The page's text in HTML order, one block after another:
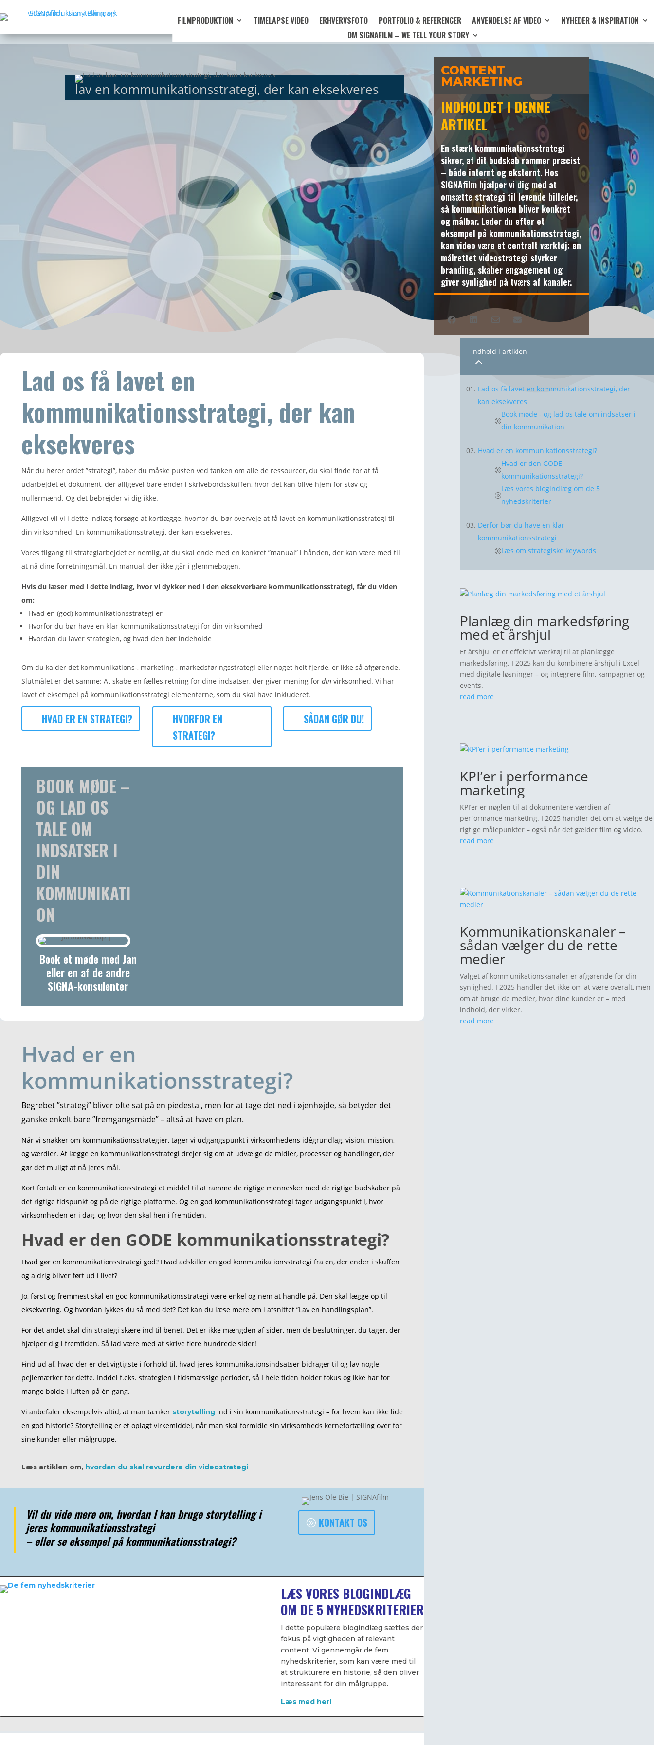
FILMPRODUKTION TIMELAPSE VIDEO ERHVERVSFOTO PORTFOLIO & REFERENCER ANVENDELSE AF VIDEO
NYHEDER & INSPIRATION
OM SIGNAFILM – WE TELL YOUR STORY
lav en kommunikationsstrategi, der kan eksekveres
CONTENT
MARKETING
INDHOLDET I DENNE
ARTIKEL
En stærk kommunikationsstrategi
sikrer, at dit budskab rammer præcist
– både internt og eksternt. Hos
SIGNAfilm hjælper vi dig med at
omsætte strategi til levende billeder,
så kommunikationen bliver konkret
og målbar. Leder du efter et
eksempel på kommunikationsstrategi,
kan video være et centralt værktøj: en
målrettet videostrategi styrker
branding, skaber engagement og
giver synlighed på tværs af kanaler.
  
Lad os få lavet en
kommunikationsstrategi, der kan
eksekveres
Når du hører ordet ”strategi”, taber du måske pusten ved tanken om alle de ressourcer, du skal finde for at få
udarbejdet et dokument, der alligevel bare ender i skrivebordsskuffen, hvor det kan blive hjem for støv og
nullermænd. Og det bebrejder vi dig ikke.
Alligevel vil vi i dette indlæg forsøge at kortlægge, hvorfor du bør overveje at få lavet en kommunikationsstrategi til
din virksomhed. En kommunikationsstrategi, der kan eksekveres.
Vores tilgang til strategiarbejdet er nemlig, at du skal ende med en konkret ”manual” i hånden, der kan være med til
at nå dine forretningsmål. En manual, der ikke går i glemmebogen.
Hvis du læser med i dette indlæg, hvor vi dykker ned i den eksekverbare kommunikationsstrategi, får du viden
om:
Hvad en (god) kommunikationsstrategi er
Hvorfor du bør have en klar kommunikationsstrategi for din virksomhed
Hvordan du laver strategien, og hvad den bør indeholde
Om du kalder det kommunikations-, marketing-, markedsføringsstrategi eller noget helt fjerde, er ikke så afgørende.
Slutmålet er det samme: At skabe en fælles retning for dine indsatser, der giver mening for dinvirksomhed. Vi har
lavet et eksempel på kommunikationsstrategi elementerne, som du skal have inkluderet.
HVAD ER EN STRATEGI?
HVORFOR EN
STRATEGI?
SÅDAN GØR DU!
BOOK MØDE –
OG LAD OS
TALE OM
INDSATSER I
DIN
KOMMUNIKATI
ON
Book et møde med Jan
eller en af de andre
SIGNA-konsulenter
Hvad er en
kommunikationsstrategi?
Begrebet ”strategi” bliver ofte sat på en piedestal, men for at tage det ned i øjenhøjde, så betyder det
ganske enkelt bare ”fremgangsmåde” – altså at have en plan.
Når vi snakker om kommunikationsstrategier, tager vi udgangspunkt i virksomhedens idégrundlag, vision, mission,
og værdier. At lægge en kommunikationsstrategi drejer sig om at udvælge de midler, processer og handlinger, der
gør det muligt at nå jeres mål.
Kort fortalt er en kommunikationsstrategi et middel til at ramme de rigtige mennesker med de rigtige budskaber på
det rigtige tidspunkt og på de rigtige platforme. Og en god kommunikationsstrategi tager udgangspunkt i, hvor
virksomheden er i dag, og hvor den skal hen i fremtiden.
Hvad er den GODE kommunikationsstrategi?
Hvad gør en kommunikationsstrategi god? Hvad adskiller en god kommunikationsstrategi fra en, der ender i skuffen
og aldrig bliver ført ud i livet?
Jo, først og fremmest skal en god kommunikationsstrategi være enkel og nem at handle på. Den skal lægge op til
eksekvering. Og hvordan lykkes du så med det? Det kan du læse mere om i afsnittet ”Lav en handlingsplan”.
For det andet skal din strategi skære ind til benet. Det er ikke mængden af sider, men de beslutninger, du tager, der
hjælper dig i fremtiden. Så lad være med at skrive flere hundrede sider!
Find ud af, hvad der er det vigtigste i forhold til, hvad jeres kommunikationsindsatser bidrager til og lav nogle
pejlemærker for dette. Inddel f.eks. strategien i tidsmæssige perioder, så I hele tiden holder fokus og ikke har for
mange bolde i luften på én gang.
Vi anbefaler eksempelvis altid, at man tænker storytellingind i sin kommunikationsstrategi – for hvem kan ikke lide
en god historie? Storytelling er et oplagt virkemiddel, når man skal formidle sin virksomheds kernefortælling over for
sine kunder eller målgruppe.
Læs artiklen om, hvordan du skal revurdere din videostrategi
Vil du vide mere om, hvordan I kan bruge storytelling i
jeres kommunikationsstrategi
– eller se eksempel på kommunikationsstrategi?
KONTAKT OS
LÆS VORES BLOGINDLÆG
OM DE 5 NYHEDSKRITERIER
I dette populære blogindlæg sættes der
fokus på vigtigheden af relevant
content. Vi gennemgår de fem
nyhedskriterier, som kan være med til
at strukturere en historie, så den bliver
interessant for din målgruppe.
Læs med her!
Indhold i artiklen
2
Lad os få lavet en kommunikationsstrategi, der
kan eksekveres
Book møde - og lad os tale om indsatser i
din kommunikation
Hvad er en kommunikationsstrategi?
Hvad er den GODE
kommunikationsstrategi?
Læs vores blogindlæg om de 5
nyhedskriterier
Derfor bør du have en klar
kommunikationsstrategi
Læs om strategiske keywords
1. Målsætninger
konkurrenter at kende
Målgruppeanalyse
Hvad er en persona, og hvordan bruger du
den?
3. Tone of Voice guide
4. Valg af kommunikationskanaler
5. Lav en handlingsplan
Planlæg din markedsføring
med et årshjul
Et årshjul er et effektivt værktøj til at planlægge
markedsføring. I 2025 kan du kombinere årshjul i Excel
med digitale løsninger – og integrere film, kampagner og
events.
read more
KPI’er i performance
marketing
KPI’er er nøglen til at dokumentere værdien af
performance marketing. I 2025 handler det om at vælge de
rigtige målepunkter – også når det gælder film og video.
read more
Kommunikationskanaler –
sådan vælger du de rette
medier
Valget af kommunikationskanaler er afgørende for din
synlighed. I 2025 handler det ikke om at være overalt, men
om at bruge de medier, hvor dine kunder er – med
indhold, der virker.
read more